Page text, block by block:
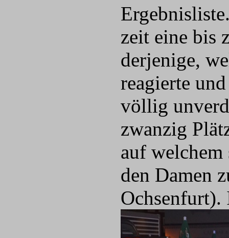
zeit eine bis
derjenige,
reagierte
völlig
zwanzig
auf
den Damen
Ochsenfurt).